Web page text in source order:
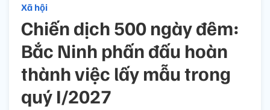
Xã hội
Chiến dịch 500 ngày đêm:
Bắc Ninh phấn đấu hoàn
thành việc lấy mẫu trong
quý I/2027